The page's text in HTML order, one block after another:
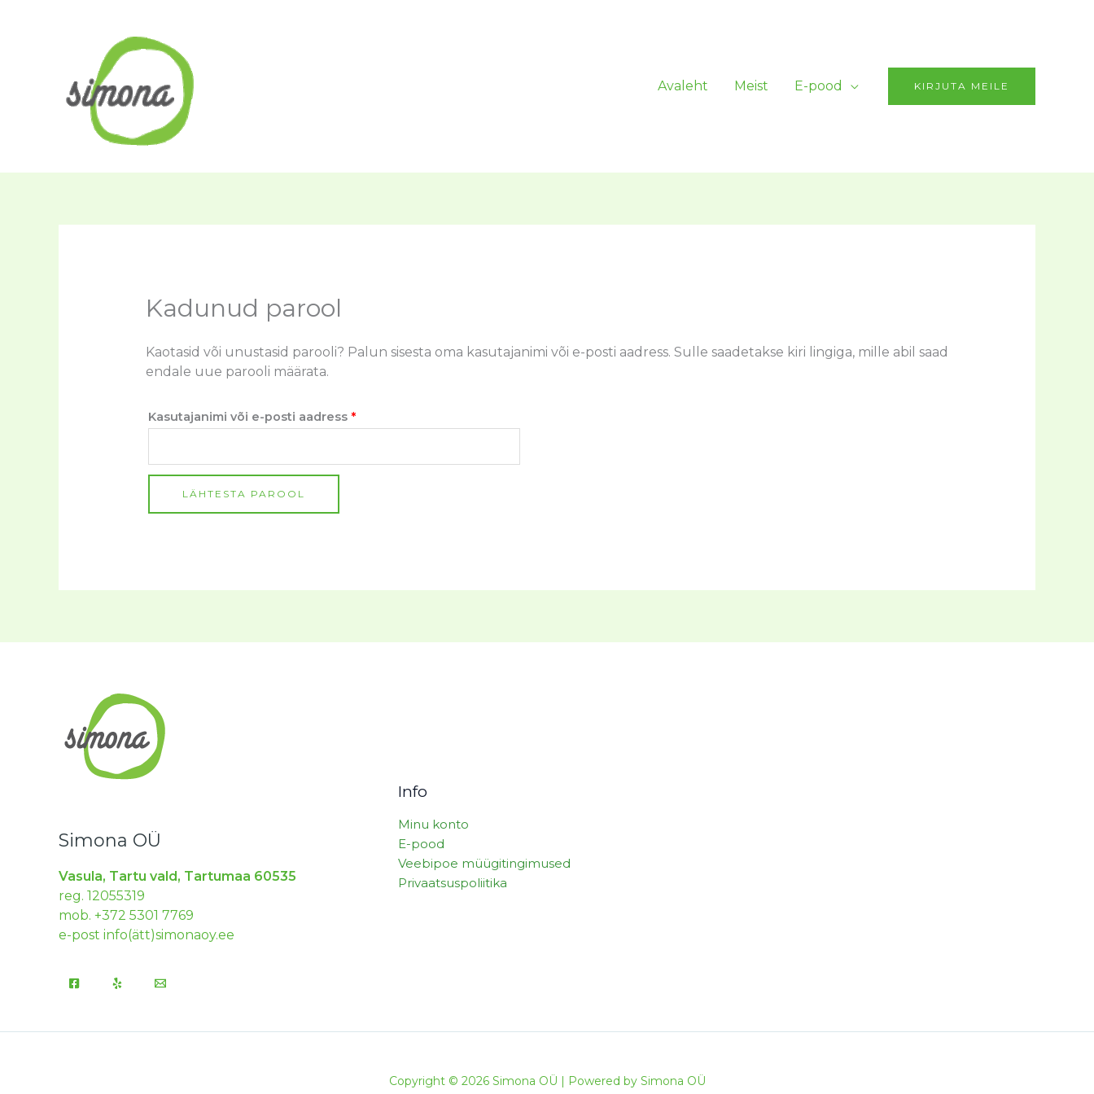
Avaleht Meist E-pood KIRJUTA MEILE
Kadunud parool
Kaotasid või unustasid parooli? Palun sisesta oma kasutajanimi või e-posti aadress. Sulle saadetakse kiri lingiga, mille abil saad
endale uue parooli määrata.
Kasutajanimi või e-posti aadress *
LÄHTESTA PAROOL
Simona OÜ
Vasula, Tartu vald, Tartumaa 60535
reg. 12055319
mob. +372 5301 7769
e-post info(ätt)simonaoy.ee
Info
Minu konto
E-pood
Veebipoe müügitingimused
Privaatsuspoliitika
Copyright © 2026 Simona OÜ | Powered by Simona OÜ